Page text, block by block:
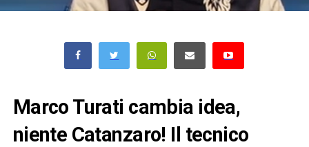
Marco Turati cambia idea,
niente Catanzaro! Il tecnico